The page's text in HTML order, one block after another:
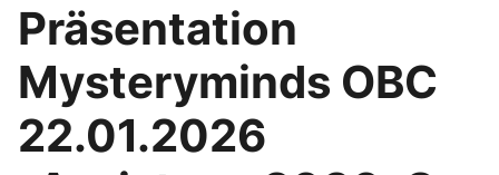
Präsentation
Mysteryminds OBC
22.01.2026